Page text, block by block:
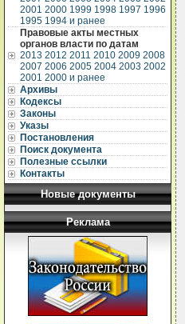
2001 2000 1999 1998 1997 1996
1995 1994 и ранее
Правовые акты местных
органов власти по датам
2013 2012 2011 2010 2009 2008
2007 2006 2005 2004 2003 2002
2001 2000 и ранее
Архивы
Кодексы
Законы
Указы
Постановления
Поиск документа
Полезные ссылки
Контакты
Новые документы
Реклама